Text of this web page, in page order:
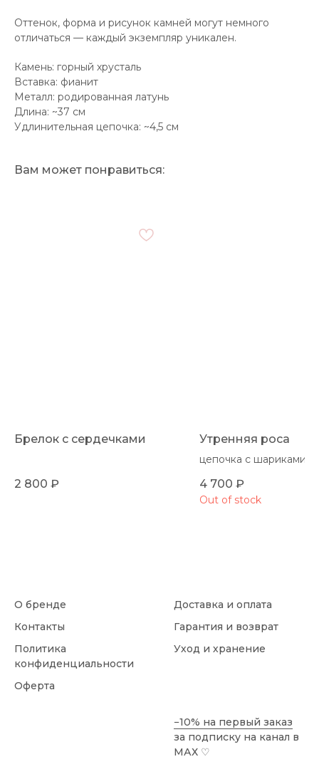
Оттенок, форма и рисунок камней могут немного
отличаться — каждый экземпляр уникален.
Камень: горный хрусталь
Вставка: фианит
Металл: родированная латунь
Длина: ~37 см
Удлинительная цепочка: ~4,5 см
Вам может понравиться:
Брелок с сердечками
2 800 ₽
Утренняя роса
цепочка с шариками
4 700 ₽
Out of stock
О бренде
Контакты
Политика
конфиденциальности
Оферта
Доставка и оплата
Гарантия и возврат
Уход и хранение
−10% на первый заказ
за подписку на канал в
МАХ ♡